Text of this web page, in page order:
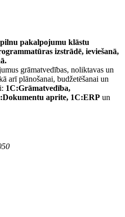
pakalpojumu klāstu
izstrādē, ieviešanā,
grāmatvedības, noliktavas un
arī plānošanai, budžetēšanai un
1C:Grāmatvedība,
aprite, 1C:ERP un